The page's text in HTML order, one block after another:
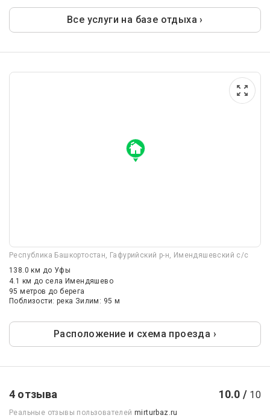
Все услуги на базе отдыха ›
Республика Башкортостан, Гафурийский р-н, Имендяшевский с/с
138.0 км до Уфы
4.1 км до села Имендяшево
95 метров до берега
Поблизости: река Зилим: 95 м
Расположение и схема проезда ›
4 отзыва 10.0 / 10
Реальные отзывы пользователейmirturbaz.ru